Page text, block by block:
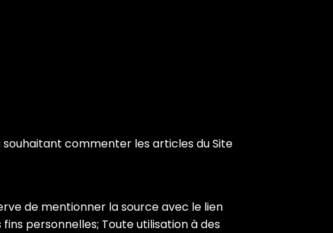
souhaitant commenter les articles du Site
de mentionner la source avec le lien
personnelles; Toute utilisation à des